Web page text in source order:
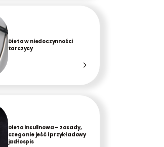
Dieta w niedoczynności
tarczycy
Dieta insulinowa – zasady,
czego nie jeść i przykładowy
jadłospis